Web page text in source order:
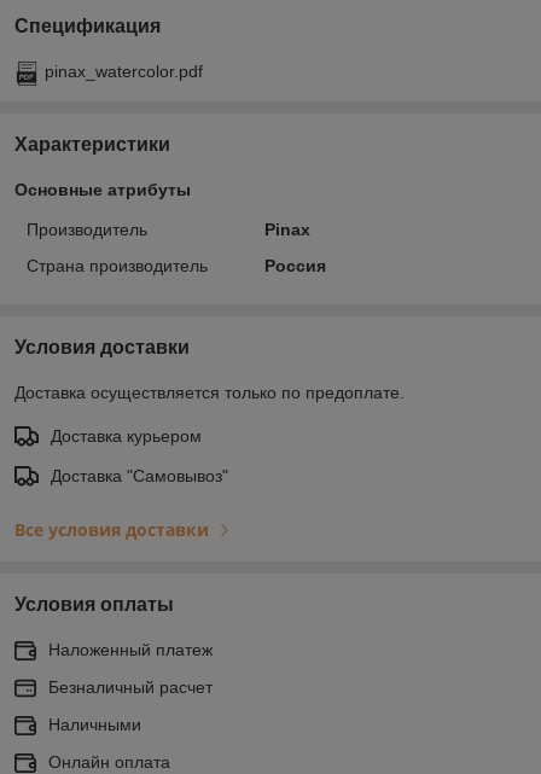
Спецификация
pinax_watercolor.pdf
Характеристики
Основные атрибуты
Производитель
Pinax
Страна производитель
Россия
Условия доставки
Доставка осуществляется только по предоплате.
Доставка курьером
Доставка "Самовывоз"
Все условия доставки
Условия оплаты
Наложенный платеж
Безналичный расчет
Наличными
Онлайн оплата